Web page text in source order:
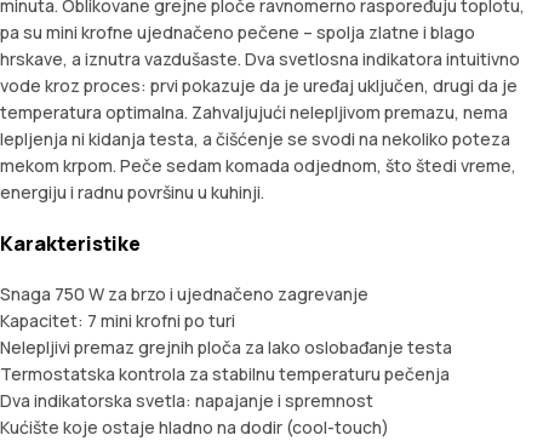
minuta. Oblikovane grejne ploče ravnomerno raspoređuju toplotu,
pa su mini krofne ujednačeno pečene – spolja zlatne i blago
hrskave, a iznutra vazdušaste. Dva svetlosna indikatora intuitivno
vode kroz proces: prvi pokazuje da je uređaj uključen, drugi da je
temperatura optimalna. Zahvaljujući nelepljivom premazu, nema
lepljenja ni kidanja testa, a čišćenje se svodi na nekoliko poteza
mekom krpom. Peče sedam komada odjednom, što štedi vreme,
energiju i radnu površinu u kuhinji.
Karakteristike
Snaga 750 W za brzo i ujednačeno zagrevanje
Kapacitet: 7 mini krofni po turi
Nelepljivi premaz grejnih ploča za lako oslobađanje testa
Termostatska kontrola za stabilnu temperaturu pečenja
Dva indikatorska svetla: napajanje i spremnost
Kućište koje ostaje hladno na dodir (cool-touch)